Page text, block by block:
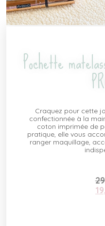
Pochette
Craquez pour cette
confectionnée à la
coton imprimée de
pratique, elle vous
ranger maquillage,